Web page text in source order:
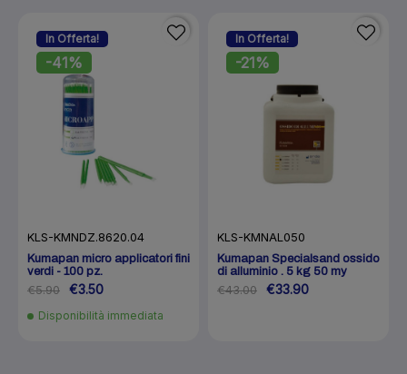
In Offerta!
-41%
KLS-KMNDZ.8620.04
Kumapan micro applicatori fini
verdi - 100 pz.
€5.90 €3.50
Disponibilità immediata
In Offerta!
-21%
KLS-KMNAL050
Kumapan Specialsand ossido
di alluminio . 5 kg 50 my
€43.00 €33.90